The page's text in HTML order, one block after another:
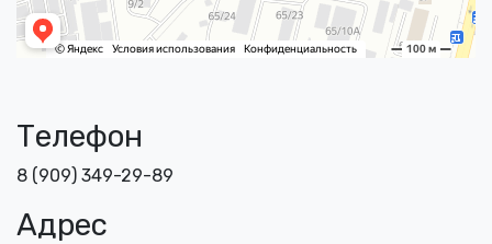
Телефон
8 (909) 349-29-89
Адрес